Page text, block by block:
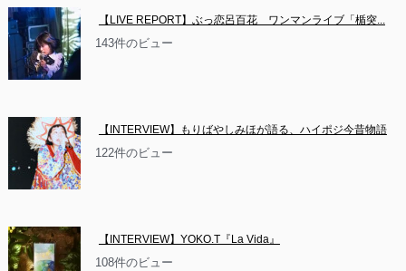
【LIVE REPORT】ぶっ恋呂百花　ワンマンライブ「楯突...
143件のビュー
【INTERVIEW】もりばやしみほが語る、ハイポジ今昔物語
122件のビュー
【INTERVIEW】YOKO.T『La Vida』
108件のビュー